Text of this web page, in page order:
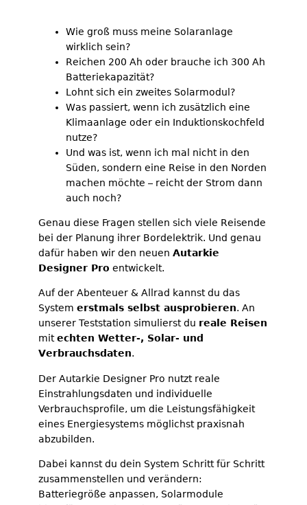
Wie groß muss meine Solaranlage
wirklich sein?
Reichen 200 Ah oder brauche ich 300 Ah
Batteriekapazität?
Lohnt sich ein zweites Solarmodul?
Was passiert, wenn ich zusätzlich eine
Klimaanlage oder ein Induktionskochfeld
nutze?
Und was ist, wenn ich mal nicht in den
Süden, sondern eine Reise in den Norden
machen möchte – reicht der Strom dann
auch noch?
Genau diese Fragen stellen sich viele Reisende
bei der Planung ihrer Bordelektrik. Und genau
dafür haben wir den neuen Autarkie
Designer Pro entwickelt.
Auf der Abenteuer & Allrad kannst du das
System erstmals selbst ausprobieren. An
unserer Teststation simulierst du reale Reisen
mitechten Wetter-, Solar- und
Verbrauchsdaten.
Der Autarkie Designer Pro nutzt reale
Einstrahlungsdaten und individuelle
Verbrauchsprofile, um die Leistungsfähigkeit
eines Energiesystems möglichst praxisnah
abzubilden.
Dabei kannst du dein System Schritt für Schritt
zusammenstellen und verändern:
Batteriegröße anpassen, Solarmodule